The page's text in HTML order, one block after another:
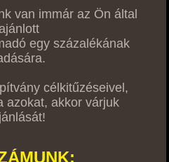
van immár az Ön által
egy százalékának
célkitűzéseivel,
azokat, akkor várjuk